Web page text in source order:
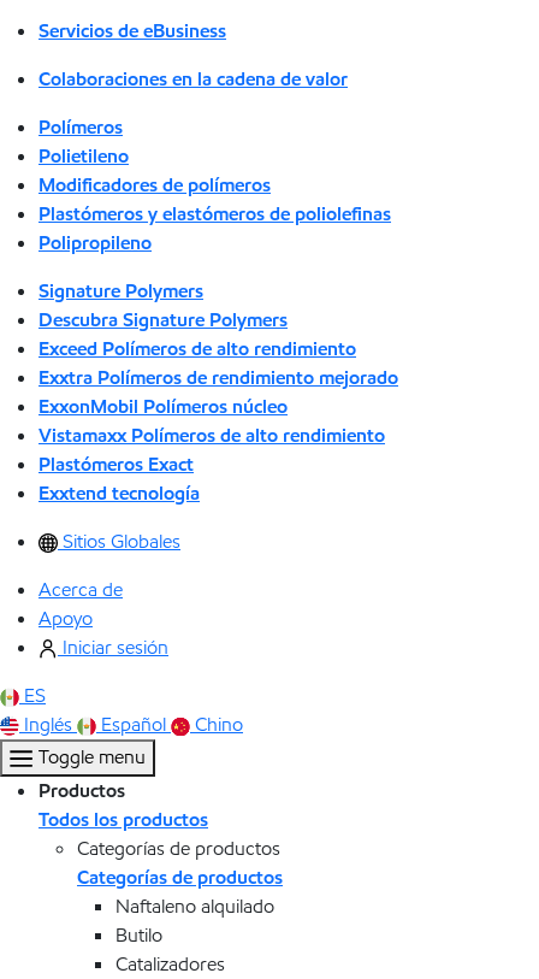
Servicios de eBusiness
Colaboraciones en la cadena de valor
Polímeros
Polietileno
Modificadores de polímeros
Plastómeros y elastómeros de poliolefinas
Polipropileno
Signature Polymers
Descubra Signature Polymers
Exceed Polímeros de alto rendimiento
Exxtra Polímeros de rendimiento mejorado
ExxonMobil Polímeros núcleo
Vistamaxx Polímeros de alto rendimiento
Plastómeros Exact
Exxtend tecnología
Sitios Globales
Acerca de
Apoyo
Iniciar sesión
ES
Inglés
Español
Chino
Toggle menu
Productos
Todos los productos
Categorías de productos
Categorías de productos
Naftaleno alquilado
Butilo
Catalizadores